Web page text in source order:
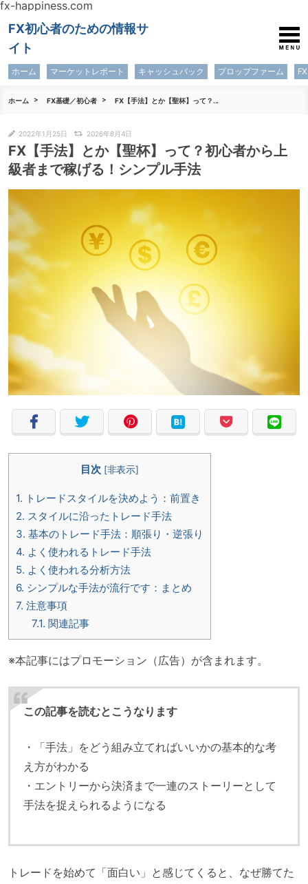
fx-happiness.com
FX初心者のための情報サ
イト
ホーム マーケットレポート キャッシュバック プロップファーム
ホーム FX基礎／初心者 FX【手法】とか【聖杯】って？...
2022年1月25日 2026年8月4日
FX【手法】とか【聖杯】って？初心者から上
級者まで稼げる！シンプル手法
目次 [非表示]
1. トレードスタイルを決めよう：前置き
2. スタイルに沿ったトレード手法
3. 基本のトレード手法：順張り・逆張り
4. よく使われるトレード手法
5. よく使われる分析方法
6. シンプルな手法が流行です：まとめ
7. 注意事項
7.1. 関連記事
※本記事にはプロモーション（広告）が含まれます。
この記事を読むとこうなります
・「手法」をどう組み立てればいいかの基本的な考
え方がわかる
・エントリーから決済まで一連のストーリーとして
手法を捉えられるようになる
トレードを始めて「面白い」と感じてくると、なぜ勝てた